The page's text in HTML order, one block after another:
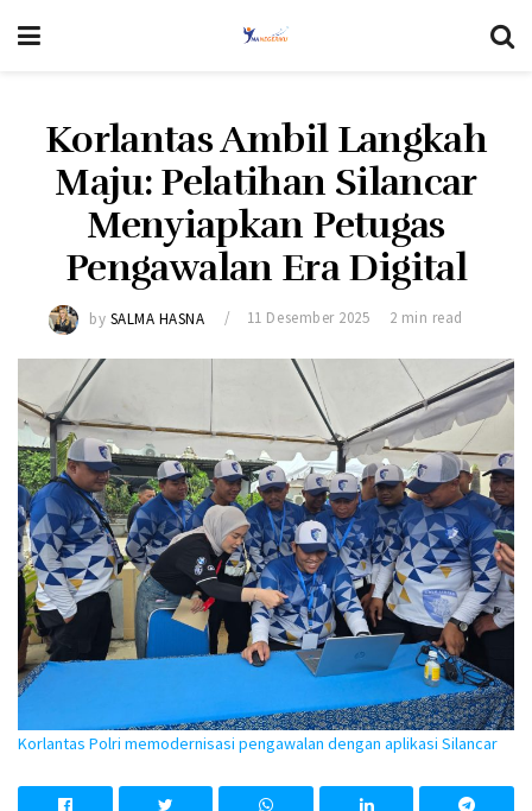
Korlantas Ambil Langkah
Maju: Pelatihan Silancar
Menyiapkan Petugas
Pengawalan Era Digital
by SALMA HASNA 11 Desember 2025 2 min read
Korlantas Polri memodernisasi pengawalan dengan aplikasi Silancar